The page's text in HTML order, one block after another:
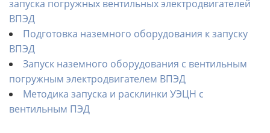
запуска погружных вентильных электродвигателей
ВПЭД
Подготовка наземного оборудования к запуску
ВПЭД
Запуск наземного оборудования с вентильным
погружным электродвигателем ВПЭД
Методика запуска и расклинки УЭЦН с
вентильным ПЭД